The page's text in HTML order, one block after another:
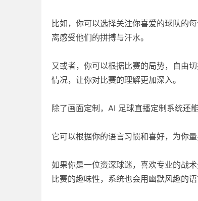
比如，你可以选择关注你喜爱的球队的
离感受他们的拼搏与汗水。
又或者，你可以根据比赛的局势，自由
情况，让你对比赛的理解更加深入。
除了画面定制，AI 足球直播定制系统还
它可以根据你的语言习惯和喜好，为你量
如果你是一位资深球迷，喜欢专业的战
比赛的趣味性，系统也会用幽默风趣的